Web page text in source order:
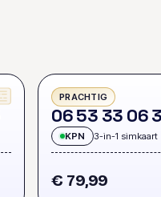
PRACHTIG
0653 33 063
KPN 3-in-1 simkaart
€ 79,99